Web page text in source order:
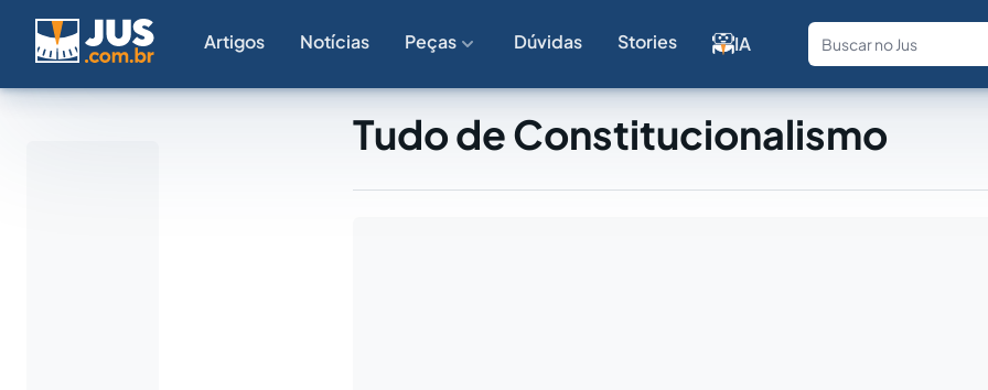
Artigos Notícias Peças Dúvidas Stories IA
Fale com
Tudo de Constitucionalismo